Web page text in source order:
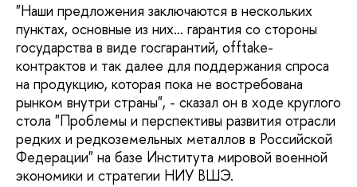
"Наши предложения заключаются в нескольких
пунктах, основные из них… гарантия со стороны
государства в виде госгарантий, offtake-
контрактов и так далее для поддержания спроса
на продукцию, которая пока не востребована
рынком внутри страны", - сказал он в ходе круглого
стола "Проблемы и перспективы развития отрасли
редких и редкоземельных металлов в Российской
Федерации" на базе Института мировой военной
экономики и стратегии НИУ ВШЭ.